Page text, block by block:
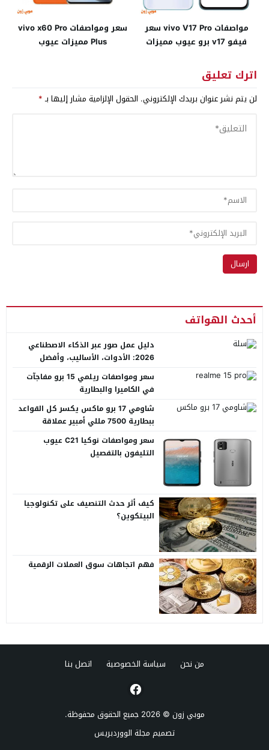
مواصفات vivo V17 Pro سعر
فيفو v17 برو عيوب مميزات
سعر ومواصفات vivo x60 Pro
Plus مميزات عيوب
اترك تعليق
لن يتم نشر عنوان بريدك الإلكتروني. الحقول الإلزامية مشار إليها بـ*
أحدث الهواتف
دليل عمل صور عبر الذكاء الاصطناعي
2026: الأدوات، الأساليب، وأفضل
سعر ومواصفات ريلمي 15 برو مفاجآت
في الكاميرا والبطارية
شاومي 17 برو ماكس يكسر كل القواعد
ببطارية 7500 مللي أمبير عملاقة
سعر ومواصفات نوكيا C21 عيوب
التليفون بالتفصيل
كيف أثر حدث التنصيف على تكنولوجيا
البيتكوين؟
فهم اتجاهات سوق العملات الرقمية
من نحن سياسة الخصوصية اتصل بنا
موبي زون © 2026 جميع الحقوق محفوظة.
تصميم مجلة الووردبريس